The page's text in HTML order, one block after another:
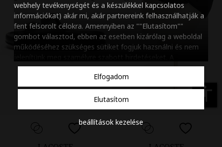
webhely tevékenységét és a készülékkel kapcsolatos
információkat) akár mi, akár partnereink felhasználhatják a
fent felsorolt célokra. Amennyiben az ""Elutasítom""
gombot választod, ebben az esetben kizárólag a weboldal
működéséhez szükséges sütiket fogjuk hazsnálni és nem
beállításaidat bármikor módosíthatod, a ""Beállítások
kezelése"" gombra kattintva. Tudj meg többet
szabályzatunkról.
Elfogadom
Elutasítom
beállítások kezelése
accessibility
Sortávolság
Sortávolság
Színek invertálása
Szürke
Nagy kurzor
Animációk letiltása